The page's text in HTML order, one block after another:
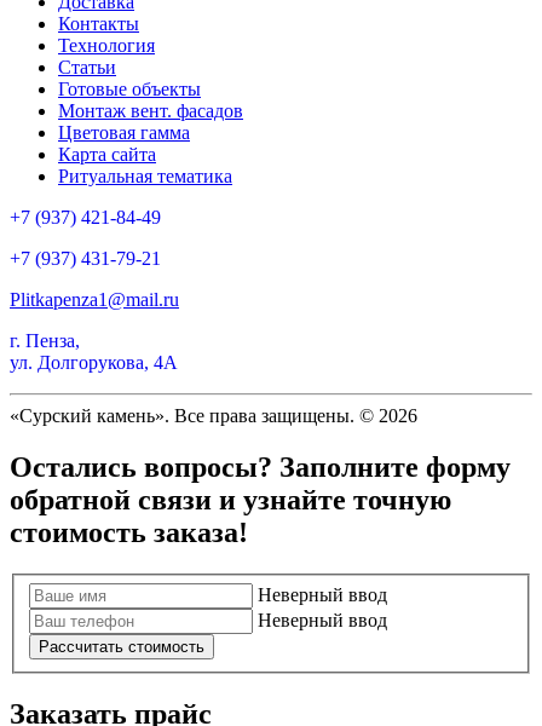
Контакты
Технология
Статьи
Готовые объекты
Монтаж вент. фасадов
Цветовая гамма
Карта сайта
Ритуальная тематика
+7 (937) 421-84-49
+7 (937) 431-79-21
Plitkapenza1@mail.ru
г. Пенза,
ул. Долгорукова, 4А
«Сурский камень». Все права защищены. © 2026
Остались вопросы? Заполните форму
обратной связи и узнайте точную
стоимость заказа!
Неверный ввод
Неверный ввод
Рассчитать стоимость
Заказать прайс